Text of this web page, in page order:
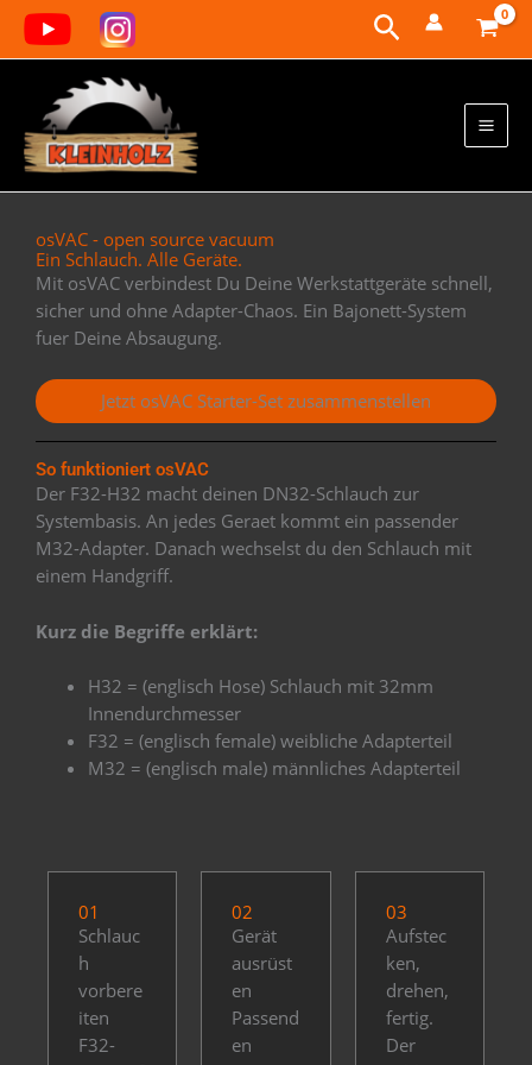
Zum
Inhalt
springen
Suchen
osVAC - open source vacuum
Ein Schlauch. Alle Geräte.
Mit osVAC verbindest Du Deine Werkstattgeräte schnell,
sicher und ohne Adapter-Chaos. Ein Bajonett-System
fuer Deine Absaugung.
Jetzt osVAC Starter-Set zusammenstellen
So funktioniert osVAC
Der F32-H32 macht deinen DN32-Schlauch zur
Systembasis. An jedes Geraet kommt ein passender
M32-Adapter. Danach wechselst du den Schlauch mit
einem Handgriff.
Kurz die Begriffe erklärt:
H32 = (englisch Hose) Schlauch mit 32mm
Innendurchmesser
F32 = (englisch female) weibliche Adapterteil
M32 = (englisch male) männliches Adapterteil
01
Schlauc
h
vorbere
iten
F32-
02
Gerät
ausrüst
en
Passend
en
03
Aufstec
ken,
drehen,
fertig.
Der